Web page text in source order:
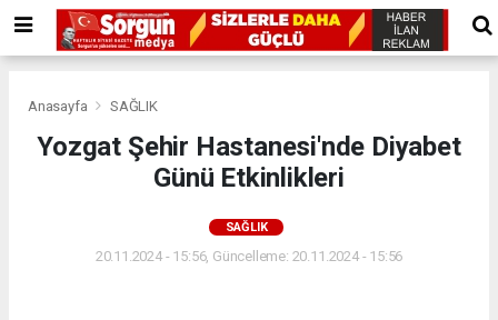
Anasayfa SAĞLIK
Yozgat Şehir Hastanesi'nde Diyabet
Günü Etkinlikleri
SAĞLIK
20.11.2024 - 15:56, Güncelleme: 20.11.2024 - 15:56